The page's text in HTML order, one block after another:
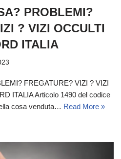
PROBLEMI?
? VIZI OCCULTI
ITALIA
FREGATURE? VIZI ? VIZI
ITALIA Articolo 1490 del codice
cosa venduta… Read More »